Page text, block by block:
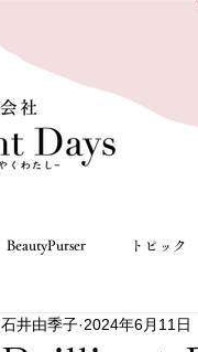
BeautyPurser トピック
入店情報 入店情報
石井由季子 2024年6月11日